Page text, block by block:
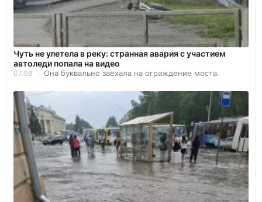
Чуть не улетела в реку: странная авария с участием
автоледи попала на видео
07.08 Она буквально заехала на ограждение моста.